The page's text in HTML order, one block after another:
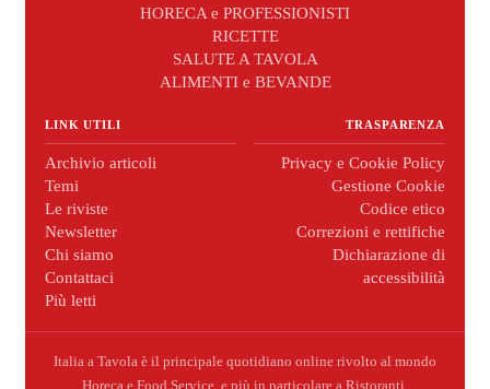
HORECA e PROFESSIONISTI
RICETTE
SALUTE A TAVOLA
ALIMENTI e BEVANDE
LINK UTILI
Archivio articoli
Temi
Le riviste
Newsletter
Chi siamo
Contattaci
Più letti
TRASPARENZA
Privacy e Cookie Policy
Gestione Cookie
Codice etico
Correzioni e rettifiche
Dichiarazione di
accessibilità
Italia a Tavola è il principale quotidiano online rivolto al mondo
Horeca e Food Service, e più in particolare a Ristoranti,